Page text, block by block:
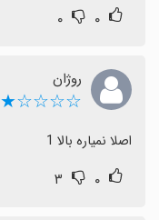
۰ ۰
روژان
☆☆☆☆★
اصلا نمیاره بالا 1
۰ ۳